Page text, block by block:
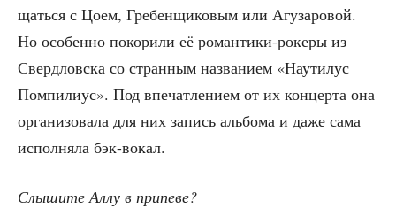
щать­ся с Цоем, Гре­бен­щи­ко­вым или Агу­за­ро­вой.
Но осо­бен­но поко­ри­ли её роман­ти­ки-роке­ры из
Сверд­лов­ска со стран­ным назва­ни­ем «Нау­ти­лус
Пом­пи­ли­ус». Под впе­чат­ле­ни­ем от их кон­цер­та она
орга­ни­зо­ва­ла для них запись аль­бо­ма и даже сама
испол­ня­ла бэк-вокал.
Слы­ши­те Аллу в припеве?